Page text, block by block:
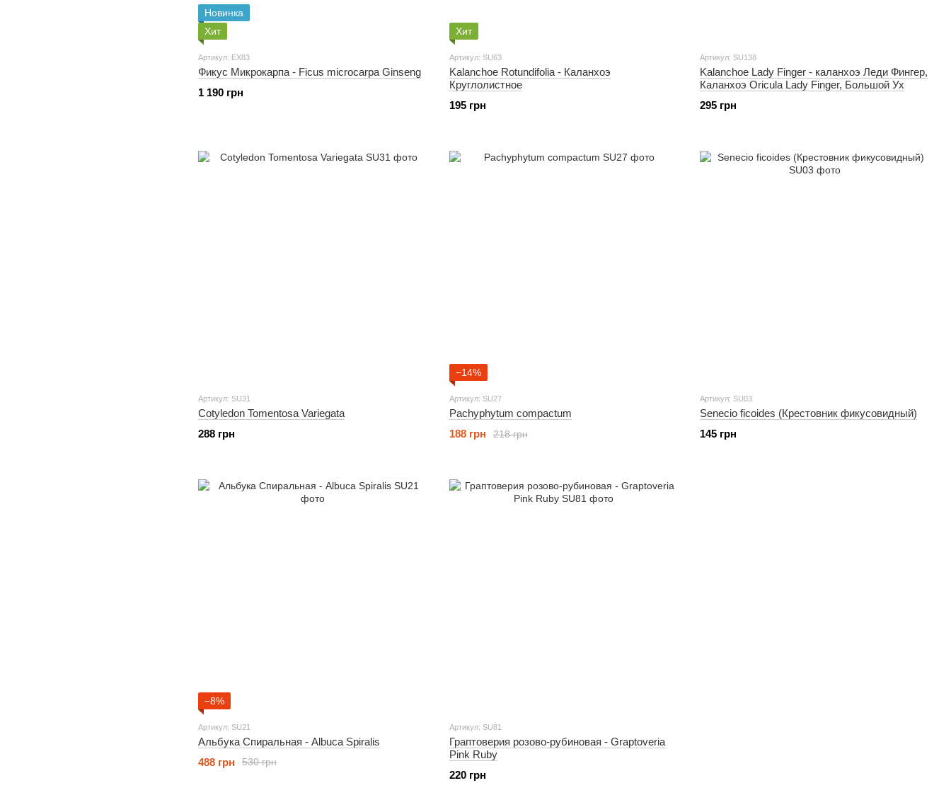
Новинка
Хит
Артикул: EX83
Фикус Микрокарпа - Ficus microcarpa Ginseng
1 190 грн
Хит
Артикул: SU63
Kalanchoe Rotundifolia - Каланхоэ
Круглолистное
195 грн
Артикул: SU138
Kalanchoe Lady Finger - каланхоэ Леди Фингер,
Каланхоэ Oricula Lady Finger, Большой Ух
295 грн
Артикул: SU31
Cotyledon Tomentosa Variegata
288 грн
−14%
Артикул: SU27
Pachyphytum compactum
218 грн
188 грн
Артикул: SU03
Senecio ficoides (Крестовник фикусовидный)
145 грн
−8%
Артикул: SU21
Альбука Спиральная - Albuca Spiralis
530 грн
488 грн
Артикул: SU81
Граптоверия розово-рубиновая - Graptoveria
Pink Ruby
220 грн